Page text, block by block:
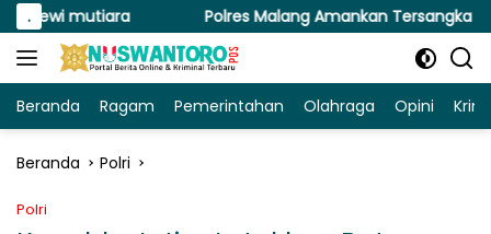
Langsung
ke
konten
. Polres Malang Amankan Tersangka Pengedar
Beranda Ragam Pemerintahan Olahraga Opini
Beranda Polri
Polri